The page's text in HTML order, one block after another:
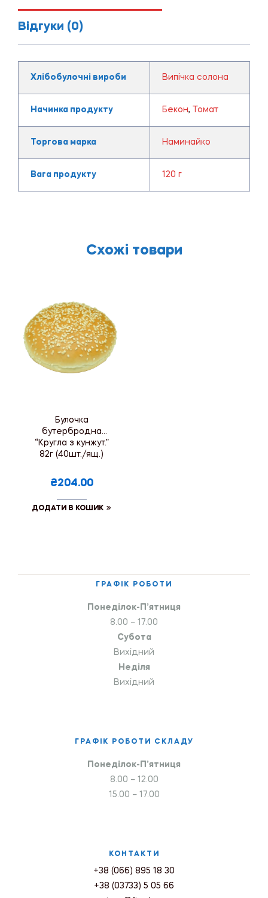
Відгуки (0)
Хлібобулочні вироби Випічка солона
Начинка продукту Бекон, Томат
Торгова марка Наминайко
Вага продукту 120 г
Схожі товари
Булочка
бутербродна
“Кругла з кунжут.”
82г (40шт./ящ.)
₴204.00
ДОДАТИ В КОШИК
ГРАФІК РОБОТИ
Понеділок-П’ятниця
8.00 – 17.00
Субота
Вихідний
Неділя
Вихідний
ГРАФІК РОБОТИ СКЛАДУ
Понеділок-П’ятниця
8.00 – 12.00
15.00 – 17.00
КОНТАКТИ
+38 (066) 895 18 30
+38 (03733) 5 05 66